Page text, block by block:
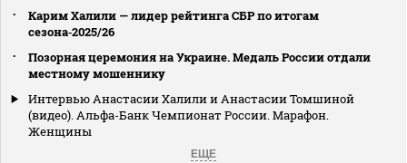
Карим Халили — лидер рейтинга СБР по итогам
сезона‑2025/26
Позорная церемония на Украине. Медаль России отдали
местному мошеннику
Интервью Анастасии Халили и Анастасии Томшиной
(видео). Альфа-Банк Чемпионат России. Марафон.
Женщины
ЕЩЕ